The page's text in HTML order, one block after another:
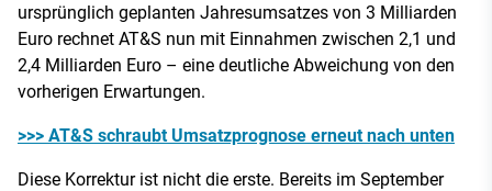
ursprünglich geplanten Jahresumsatzes von 3 Milliarden
Euro rechnet AT&S nun mit Einnahmen zwischen 2,1 und
2,4 Milliarden Euro – eine deutliche Abweichung von den
vorherigen Erwartungen.
>>> AT&S schraubt Umsatzprognose erneut nach unten
Diese Korrektur ist nicht die erste. Bereits im September